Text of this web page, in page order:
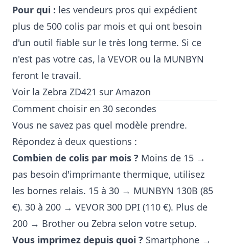
Pour qui : les vendeurs pros qui expédient
plus de 500 colis par mois et qui ont besoin
d'un outil fiable sur le très long terme. Si ce
n'est pas votre cas, la VEVOR ou la MUNBYN
feront le travail.
Voir la Zebra ZD421 sur Amazon
Comment choisir en 30 secondes
Vous ne savez pas quel modèle prendre.
Répondez à deux questions :
Combien de colis par mois ? Moins de 15 →
pas besoin d'imprimante thermique, utilisez
les bornes relais. 15 à 30 → MUNBYN 130B (85
€). 30 à 200 → VEVOR 300 DPI (110 €). Plus de
200 → Brother ou Zebra selon votre setup.
Vous imprimez depuis quoi ? Smartphone →